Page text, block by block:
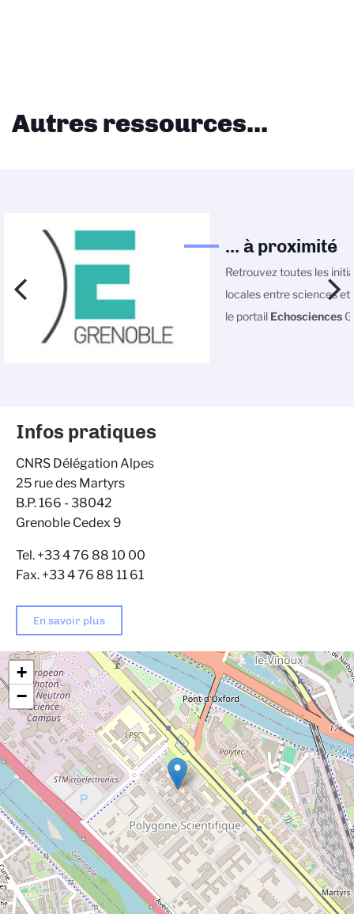
Autres ressources...
... à proximité
Retrouvez toutes les
locales entre sciences et
le portail Echosciences
+
−
Infos pratiques
CNRS Délégation Alpes
25 rue des Martyrs
B.P. 166 - 38042
Grenoble Cedex 9
Tel. +33 4 76 88 10 00
Fax. +33 4 76 88 11 61
En savoir plus